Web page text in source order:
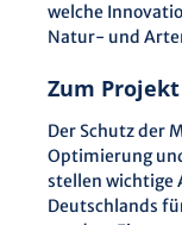
welche
Natur- und
Zum Projekt
Der Schutz der
Optimierung
stellen wichtige
Deutschlands